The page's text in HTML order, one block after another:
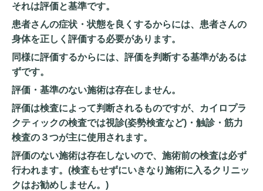
それは評価と基準です。
患者さんの症状・状態を良くするからには、患者さんの
身体を正しく評価する必要があります。
同様に評価するからには、評価を判断する基準があるは
ずです。
評価・基準のない施術は存在しません。
評価は検査によって判断されるものですが、カイロプラ
クティックの検査では視診(姿勢検査など)・触診・筋力
検査の３つが主に使用されます。
評価のない施術は存在しないので、施術前の検査は必ず
行われます。(検査もせずにいきなり施術に入るクリニッ
クはお勧めしません。)